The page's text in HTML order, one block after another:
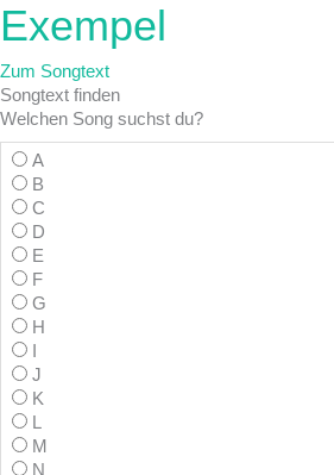
Exempel
Zum Songtext
Songtext finden
Welchen Song suchst du?
A
B
C
D
E
F
G
H
J
K
M
N